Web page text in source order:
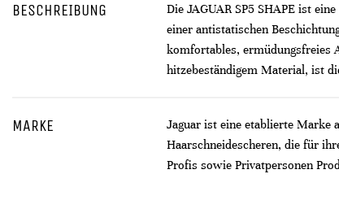
BESCHREIBUNG
Die JAGUAR SP5 SHAPE ist
einer antistatischen
komfortables, ermüdungsfreies
hitzebeständigem Material, ist
MARKE
Jaguar ist eine etablierte Marke
Haarschneidescheren, die für
Profis sowie Privatpersonen